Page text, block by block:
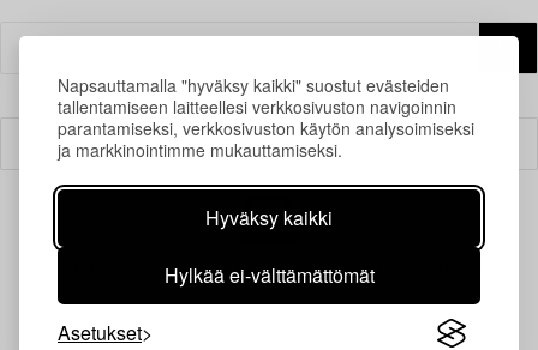
Napsauttamalla "hyväksy kaikki" suostut evästeiden
tallentamiseen laitteellesi verkkosivuston navigoinnin
parantamiseksi, verkkosivuston käytön analysoimiseksi
ja markkinointimme mukauttamiseksi.
Hyväksy kaikki
Hylkää ei-välttämättömät
Asetukset
Suodatin
Juuri nyt ei löytynyt hakuasi vastaavia kohteita.